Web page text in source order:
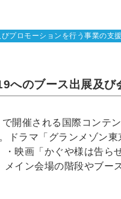
プロモーションを行う事業の支援
へのブース出展及び
開催される国際コンテ
ドラマ「グランメゾン
映画「かぐや様は告ら
イン会場の階段やブー